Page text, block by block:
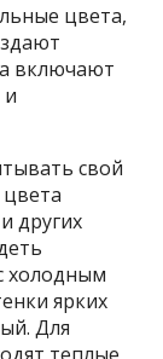
цвета,
включают
свой
других
холодным
ярких
Для